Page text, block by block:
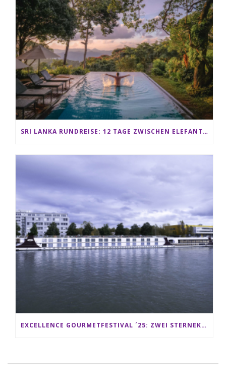
SRI LANKA RUNDREISE: 12 TAGE ZWISCHEN ELEFANTEN, TEEPLANTAGEN & STRAND ALS FAMILIE
EXCELLENCE GOURMETFESTIVAL ´25: ZWEI STERNEKÖCHE ANTONIO GUIDA & DARIO MORESCO VERWÖHNEN IHRE GÄSTE AUF EINER LUXERIÖSEN SCHIFFSREISE